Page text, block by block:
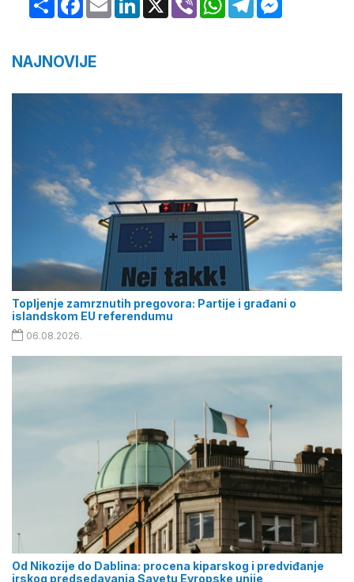
NAJNOVIJE
Topljenje zamrznutih pregovora: Partije i građani o
islandskom EU referendumu
06.08.2026.
Od Nikozije do Dablina: procena kiparskog i predviđanje
irskog predsedavanja Savetu Evropske unije